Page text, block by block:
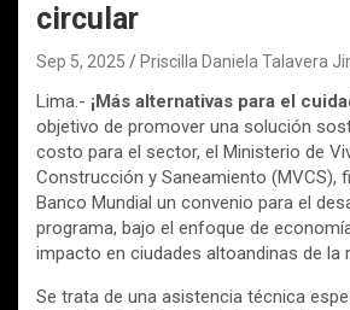
circular
Sep 5, 2025 Priscilla Daniela Talavera
Lima.- ¡Más alternativas para el
objetivo de promover una solución
costo para el sector, el Ministerio de
Construcción y Saneamiento (MVCS),
Banco Mundial un convenio para el
programa, bajo el enfoque de
impacto en ciudades altoandinas de la
Se trata de una asistencia técnica